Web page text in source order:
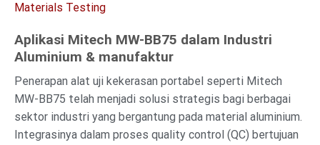
Materials Testing
Aplikasi Mitech MW-BB75 dalam Industri
Aluminium & manufaktur
Penerapan alat uji kekerasan portabel seperti Mitech
MW-BB75 telah menjadi solusi strategis bagi berbagai
sektor industri yang bergantung pada material aluminium.
Integrasinya dalam proses quality control (QC) bertujuan